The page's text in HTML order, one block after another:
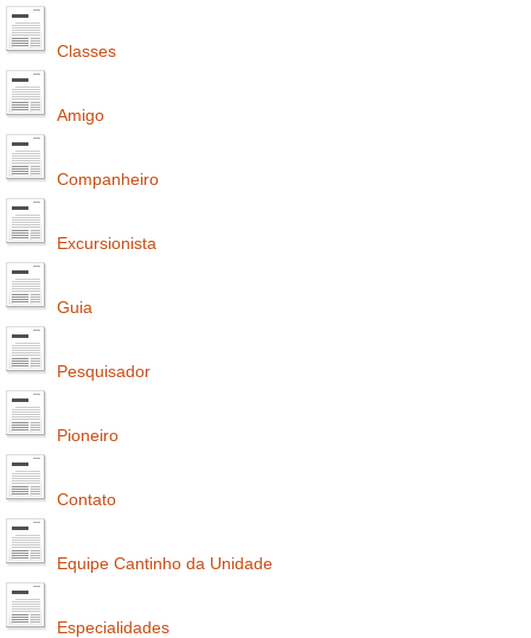
Classes
Amigo
Companheiro
Excursionista
Guia
Pesquisador
Pioneiro
Contato
Equipe Cantinho da Unidade
Especialidades